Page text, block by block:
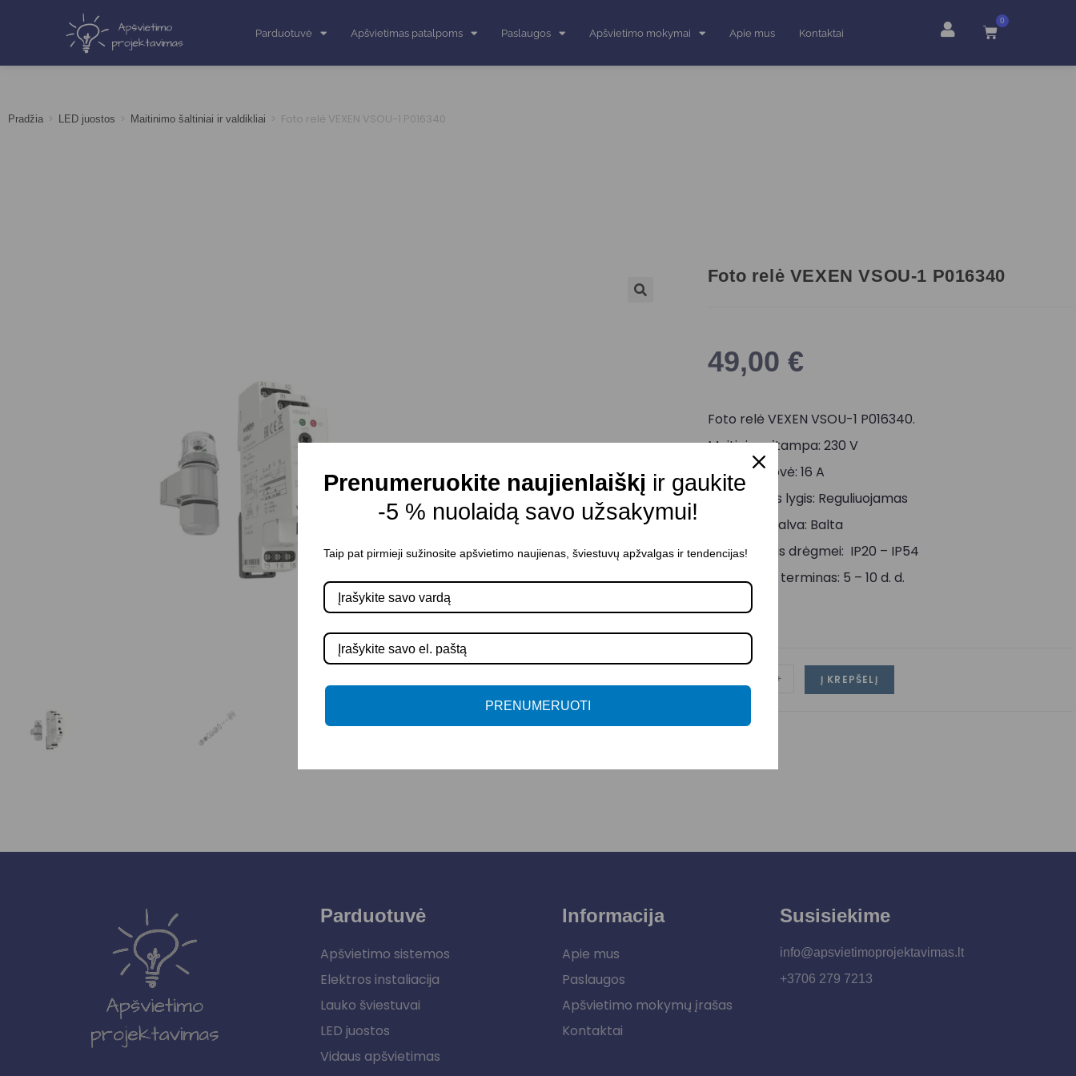
Parduotuvė Apšvietimas patalpoms Paslaugos Apšvietimo mokymai Apie mus Kontaktai
0
Pradžia > LED juostos > Maitinimo šaltiniai ir valdikliai > Foto relė VEXEN VSOU-1 P016340
Foto relė VEXEN VSOU-1 P016340
49,00 €
Foto relė VEXEN VSOU-1 P016340.
Maitinimo įtampa: 230 V
Vardinė srovė: 16 A
Prieblandos lygis: Reguliuojamas
Korpuso spalva: Balta
Atsparumas drėgmei: IP20 – IP54
Pristatymo terminas: 5 – 10 d. d.
+ Į KREPŠELĮ
Parduotuvė
Apšvietimo sistemos
Elektros instaliacija
Lauko šviestuvai
LED juostos
Vidaus apšvietimas
Informacija
Apie mus
Paslaugos
Apšvietimo mokymų įrašas
Kontaktai
Susisiekime
info@apsvietimoprojektavimas.lt
+3706 279 7213
Prenumeruokite naujienlaiškį ir gaukite
-5 % nuolaidą savo užsakymui!
Taip pat pirmieji sužinosite apšvietimo naujienas, šviestuvų apžvalgas ir tendencijas!
PRENUMERUOTI